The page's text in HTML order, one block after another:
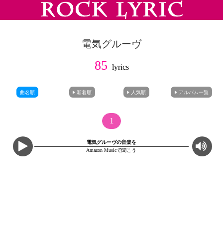
電気グルーヴ
85 lyrics
曲名順 新着順 人気順 アルバム一覧
1
電気グルーヴの音楽を
Amazon Musicで聞こう